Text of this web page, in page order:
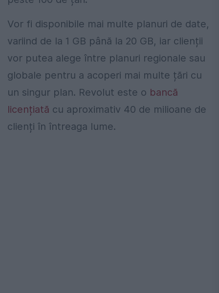
Vor fi disponibile mai multe planuri de date,
variind de la 1 GB până la 20 GB, iar clienții
vor putea alege între planuri regionale sau
globale pentru a acoperi mai multe țări cu
un singur plan. Revolut este o bancă
licențiată cu aproximativ 40 de milioane de
clienți în întreaga lume.